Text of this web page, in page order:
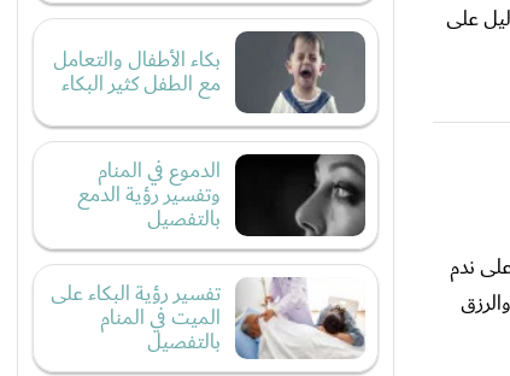
على
ندم
بكاء الأطفال والتعامل
مع الطفل كثير البكاء
الدموع في المنام
وتفسير رؤية الدمع
بالتفصيل
تفسير رؤية البكاء على
الميت في المنام
بالتفصيل